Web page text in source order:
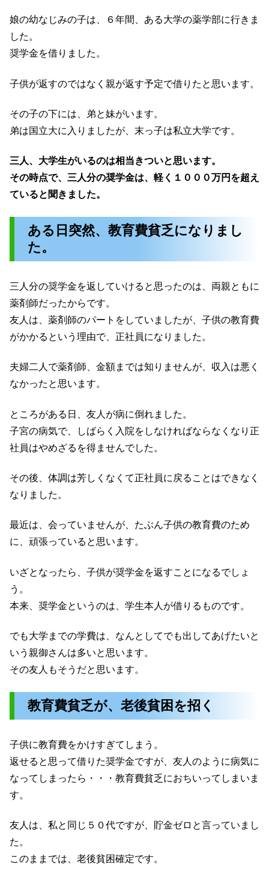
娘の幼なじみの子は、６年間、ある大学の薬学部に行きま
した。
奨学金を借りました。
子供が返すのではなく親が返す予定で借りたと思います。
その子の下には、弟と妹がいます。
弟は国立大に入りましたが、末っ子は私立大学です。
三人、大学生がいるのは相当きついと思います。
その時点で、三人分の奨学金は、軽く１０００万円を超え
ていると聞きました。
ある日突然、教育費貧乏になりまし
た。
三人分の奨学金を返していけると思ったのは、両親ともに
薬剤師だったからです。
友人は、薬剤師のパートをしていましたが、子供の教育費
がかかるという理由で、正社員になりました。
夫婦二人で薬剤師、金額までは知りませんが、収入は悪く
なかったと思います。
ところがある日、友人が病に倒れました。
子宮の病気で、しばらく入院をしなければならなくなり正
社員はやめざるを得ませんでした。
その後、体調は芳しくなくて正社員に戻ることはできなく
なりました。
最近は、会っていませんが、たぶん子供の教育費のため
に、頑張っていると思います。
いざとなったら、子供が奨学金を返すことになるでしょ
う。
本来、奨学金というのは、学生本人が借りるものです。
でも大学までの学費は、なんとしてでも出してあげたいと
いう親御さんは多いと思います。
その友人もそうだと思います。
教育費貧乏が、老後貧困を招く
子供に教育費をかけすぎてしまう。
返せると思って借りた奨学金ですが、友人のように病気に
なってしまったら・・・教育費貧乏におちいってしまいま
す。
友人は、私と同じ５０代ですが、貯金ゼロと言っていまし
た。
このままでは、老後貧困確定です。